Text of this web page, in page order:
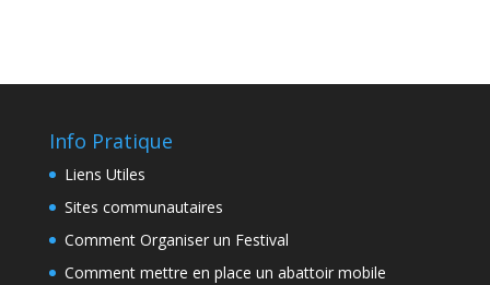
Info Pratique
Liens Utiles
Sites communautaires
Comment Organiser un Festival
Comment mettre en place un abattoir mobile